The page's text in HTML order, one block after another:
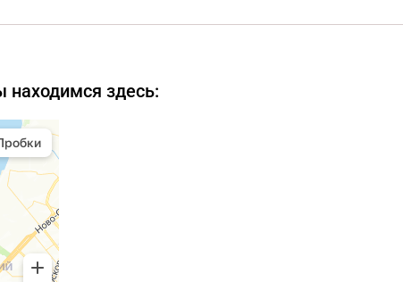
находимся здесь: